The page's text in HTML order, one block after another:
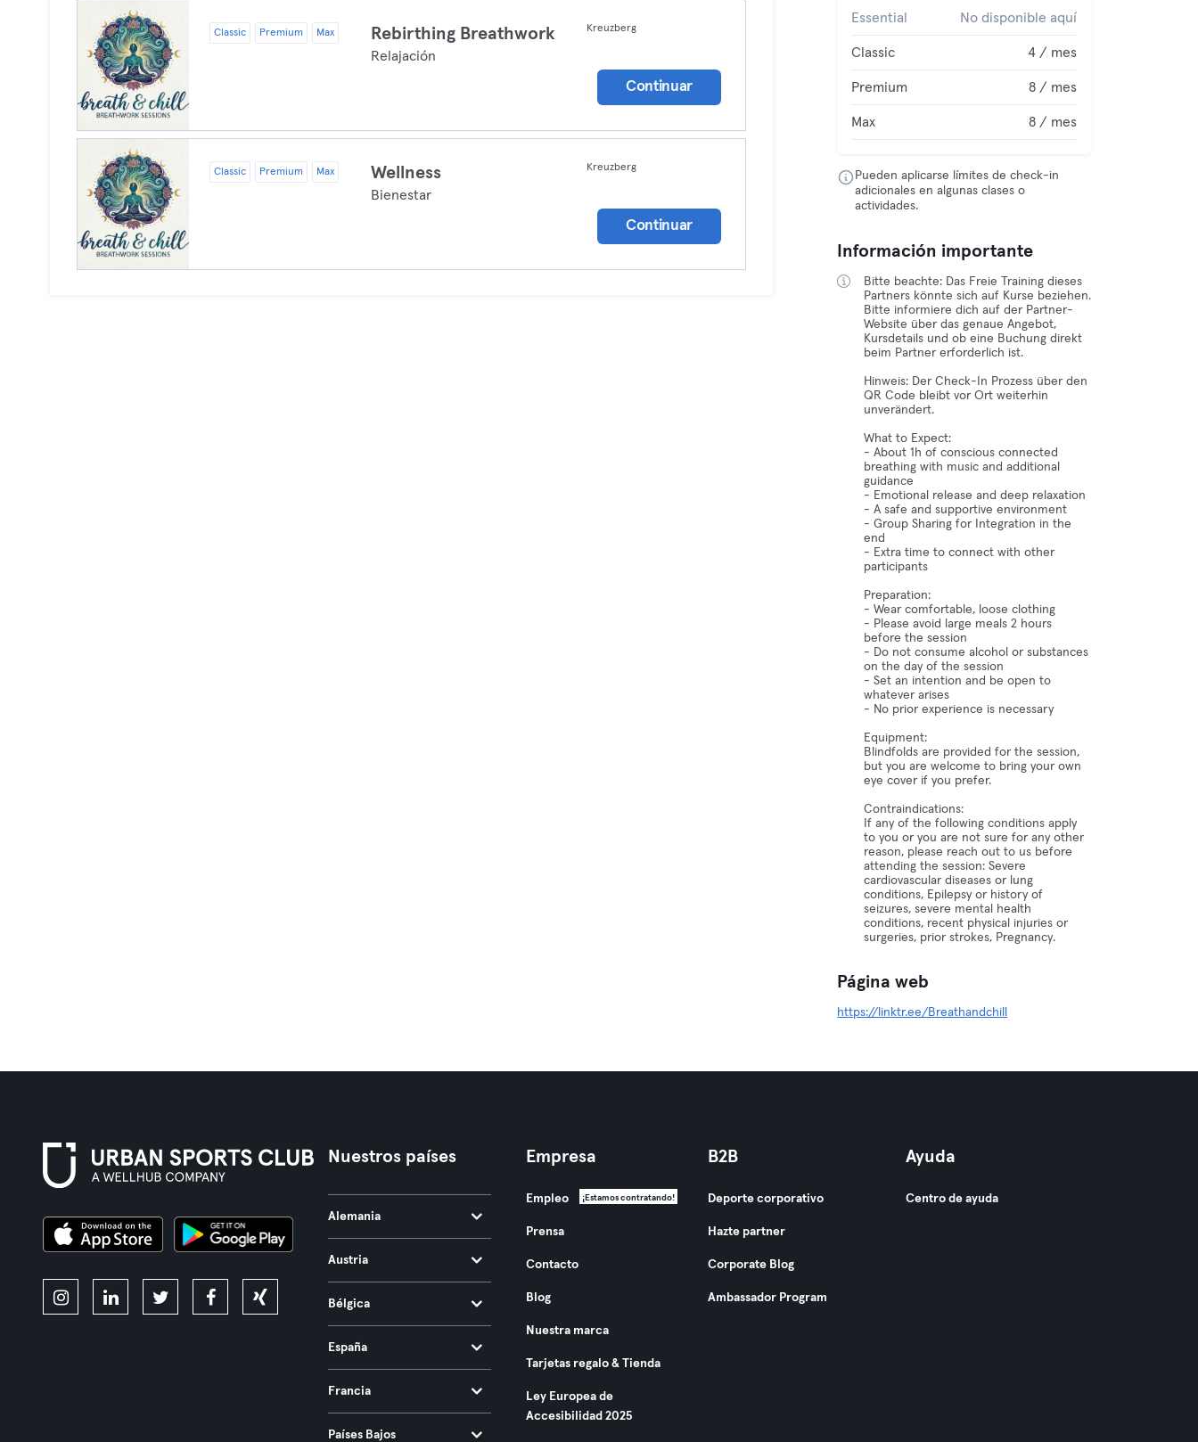
Classic Premium Max Rebirthing Breathwork
Relajación
Kreuzberg
Continuar
Classic Premium Max Wellness
Bienestar
Kreuzberg
Continuar
Essential No disponible aquí
Classic 4 / mes
Premium 8 / mes
Max 8 / mes
Pueden aplicarse límites de check-in
adicionales en algunas clases o
actividades.
Información importante
Bitte beachte: Das Freie Training dieses
Partners könnte sich auf Kurse beziehen.
Bitte informiere dich auf der Partner-
Website über das genaue Angebot,
Kursdetails und ob eine Buchung direkt
beim Partner erforderlich ist.
Hinweis: Der Check-In Prozess über den
QR Code bleibt vor Ort weiterhin
unverändert.
What to Expect:
- About 1h of conscious connected
breathing with music and additional
guidance
- Emotional release and deep relaxation
- A safe and supportive environment
- Group Sharing for Integration in the
end
- Extra time to connect with other
participants
Preparation:
- Wear comfortable, loose clothing
- Please avoid large meals 2 hours
before the session
- Do not consume alcohol or substances
on the day of the session
- Set an intention and be open to
whatever arises
- No prior experience is necessary
Equipment:
Blindfolds are provided for the session,
but you are welcome to bring your own
eye cover if you prefer.
Contraindications:
If any of the following conditions apply
to you or you are not sure for any other
reason, please reach out to us before
attending the session: Severe
cardiovascular diseases or lung
conditions, Epilepsy or history of
seizures, severe mental health
conditions, recent physical injuries or
surgeries, prior strokes, Pregnancy.
Página web
https://linktr.ee/Breathandchill
Nuestros países
Alemania
Austria
Bélgica
España
Francia
Países Bajos
Empresa
Empleo ¡Estamos contratando!
Prensa
Contacto
Blog
Nuestra marca
Tarjetas regalo & Tienda
Ley Europea de
Accesibilidad 2025
B2B
Deporte corporativo
Hazte partner
Corporate Blog
Ambassador Program
Ayuda
Centro de ayuda